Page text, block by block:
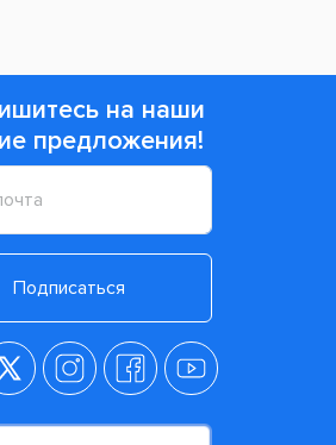
на наши
предложения!
Подписаться